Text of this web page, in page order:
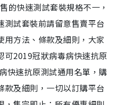
的快速測試套裝規格不一，
測試套裝前請留意售賣平台
用方法、條款及細則，大家
可2019冠狀病毒病快速抗原
快速抗原測試通用名單，購
款及細則，一切以訂購平台